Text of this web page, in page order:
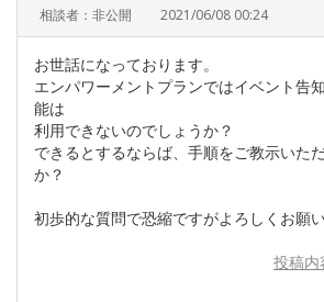
相談者：非公開 2021/06/08 00:24
お世話になっております。
エンパワーメントプランではイベント告
能は
利用できないのでしょうか？
できるとするならば、手順をご教示いた
か？
初歩的な質問で恐縮ですがよろしくお願い
投稿内